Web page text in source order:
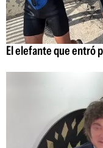
El elefante que entró